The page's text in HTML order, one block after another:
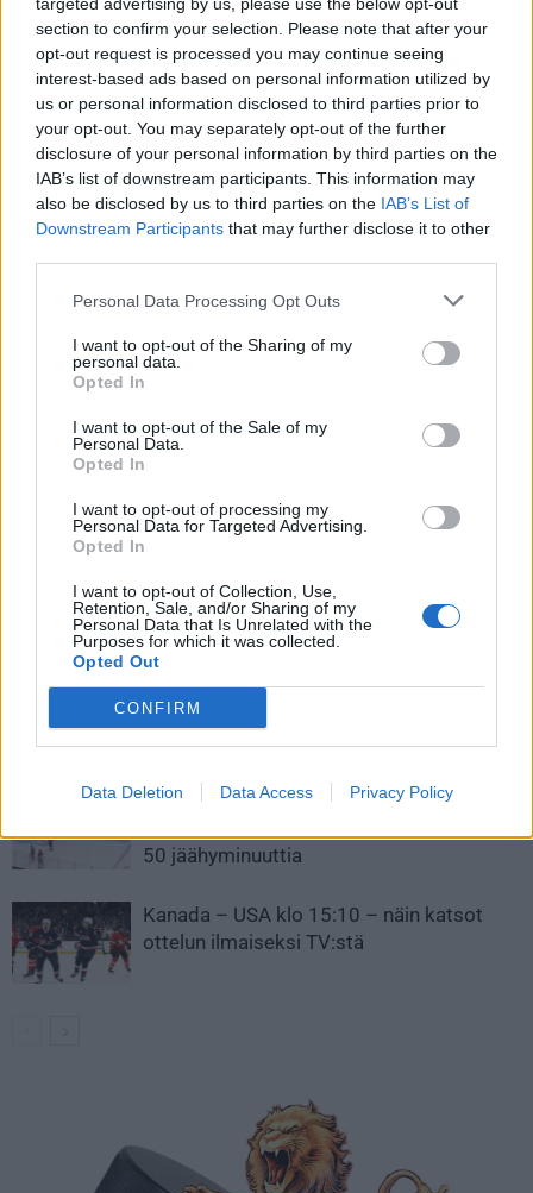
section to confirm your selection. Please note that after your
opt-out request is processed you may continue seeing
interest-based ads based on personal information utilized by
us or personal information disclosed to third parties prior to
your opt-out. You may separately opt-out of the further
disclosure of your personal information by third parties on the
IAB’s list of downstream participants. This information may
also be disclosed by us to third parties on the IAB’s List of
Downstream Participants that may further disclose it to other
Personal Data Processing Opt Outs
I want to opt-out of the Sharing of my
personal data.
Opted In
I want to opt-out of the Sale of my
Personal Data.
Opted In
I want to opt-out of processing my
Personal Data for Targeted Advertising.
Opted In
I want to opt-out of Collection, Use,
Retention, Sale, and/or Sharing of my
Personal Data that Is Unrelated with the
Purposes for which it was collected.
Opted Out
CONFIRM
Data Deletion Data Access Privacy Policy
— Sporttiklipit (@Sporttiklipit)September 13, 2022
Jos twiitti ei näy laitteellasi voit katsoa sen suoraanTwitteristä
Lue myös:MM-kisojen otteluohjelma julkaistu – Leijonat avaa
kotiyleisön edessä Yhdysvaltoja vastaan
Edellinen artikkeli
16-vuotias Aron Kiviharju saa
sijoittuu kaikkien aikojen
nuorimpien pelaajien listalla
Seuraava artikkeli
paidat vaikka jokaiseen peliin”
LIITTYVÄT ARTIKKELIT LISÄÄ TEKIJÄLTÄ
Leijonat julkisti ketjut Sveitsi-peliin –
Aleksander Barkov tekee paluun
kaukaloon
Venäläisveskari sekosi Suomen 2.
50 jäähyminuuttia
Kanada – USA klo 15:10 – näin katsot
ottelun ilmaiseksi TV:stä